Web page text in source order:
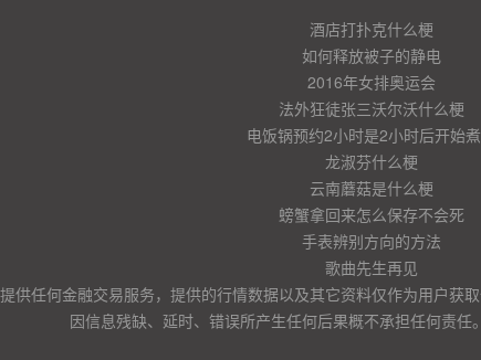
酒店打扑克什么梗
如何释放被子的静电
2016年女排奥运会
法外狂徒张三沃尔沃什么梗
电饭锅预约2小时是2小时后开始
龙淑芬什么梗
云南蘑菇是什么梗
螃蟹拿回来怎么保存不会死
手表辨别方向的方法
歌曲先生再见
供任何金融交易服务，提供的行情数据以及其它资料仅作为用户获
因信息残缺、延时、错误所产生任何后果概不承担任何责任